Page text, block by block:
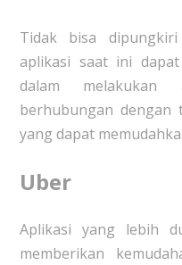
Tidak bisa
aplikasi saat ini
dalam melakukan
berhubungan dengan
yang dapat
Uber
Aplikasi yang lebih
memberikan